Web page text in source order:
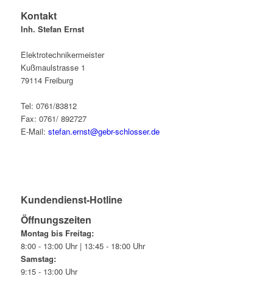
Kontakt
Inh. Stefan Ernst
Elektrotechnikermeister
Kußmaulstrasse 1
79114 Freiburg
Tel: 0761/83812
Fax: 0761/ 892727
E-Mail: stefan.ernst@gebr-schlosser.de
Kundendienst-Hotline
Öffnungszeiten
Montag bis Freitag:
8:00 - 13:00 Uhr | 13:45 - 18:00 Uhr
Samstag:
9:15 - 13:00 Uhr